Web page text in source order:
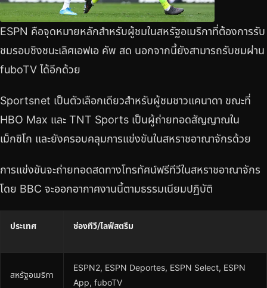
ESPN คือจุดหมายหลักสำหรับผู้ชมในสหรัฐอเมริกาที่ต้องการรับ
ชมรอบชิงชนะเลิศเอฟเอ คัพ สด นอกจากนี้ยังสามารถรับชมผ่าน
fuboTV ได้อีกด้วย
Sportsnet เป็นตัวเลือกเดียวสำหรับผู้ชมชาวแคนาดา ขณะที่
HBO Max และ TNT Sports เป็นผู้ถ่ายทอดสัญญาณใน
เม็กซิโก และยังครอบคลุมการแข่งขันในสหราชอาณาจักรด้วย
การแข่งขันจะถ่ายทอดสดทางโทรทัศน์ฟรีทีวีในสหราชอาณาจักร
โดย BBC จะออกอากาศงานนี้ตามธรรมเนียมปฏิบัติ
ประเทศ ช่องทีวี/ไลฟ์สตรีม
สหรัฐอเมริกา
ESPN2, ESPN Deportes, ESPN Select, ESPN
App, fuboTV